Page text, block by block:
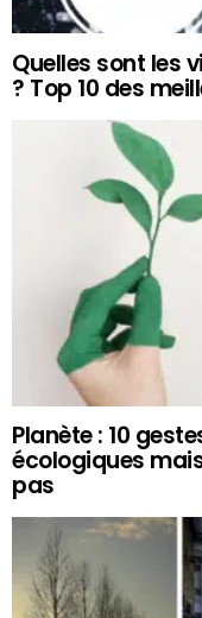
Quelles sont les
? Top 10 des
Planète : 10
écologiques
pas